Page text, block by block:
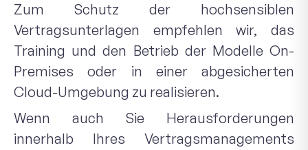
Zum Schutz der hochsensiblen
Vertragsunterlagen empfehlen wir, das
Training und den Betrieb der Modelle On-
Premises oder in einer abgesicherten
Cloud-Umgebung zu realisieren.
Wenn auch Sie Herausforderungen
innerhalb Ihres Vertragsmanagements